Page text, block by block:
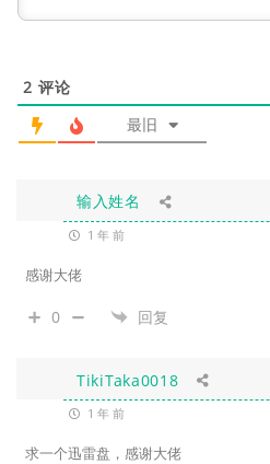
2 评论
最旧
输入姓名
1 年 前
感谢大佬
0 回复
TikiTaka0018
1 年 前
求一个迅雷盘，感谢大佬